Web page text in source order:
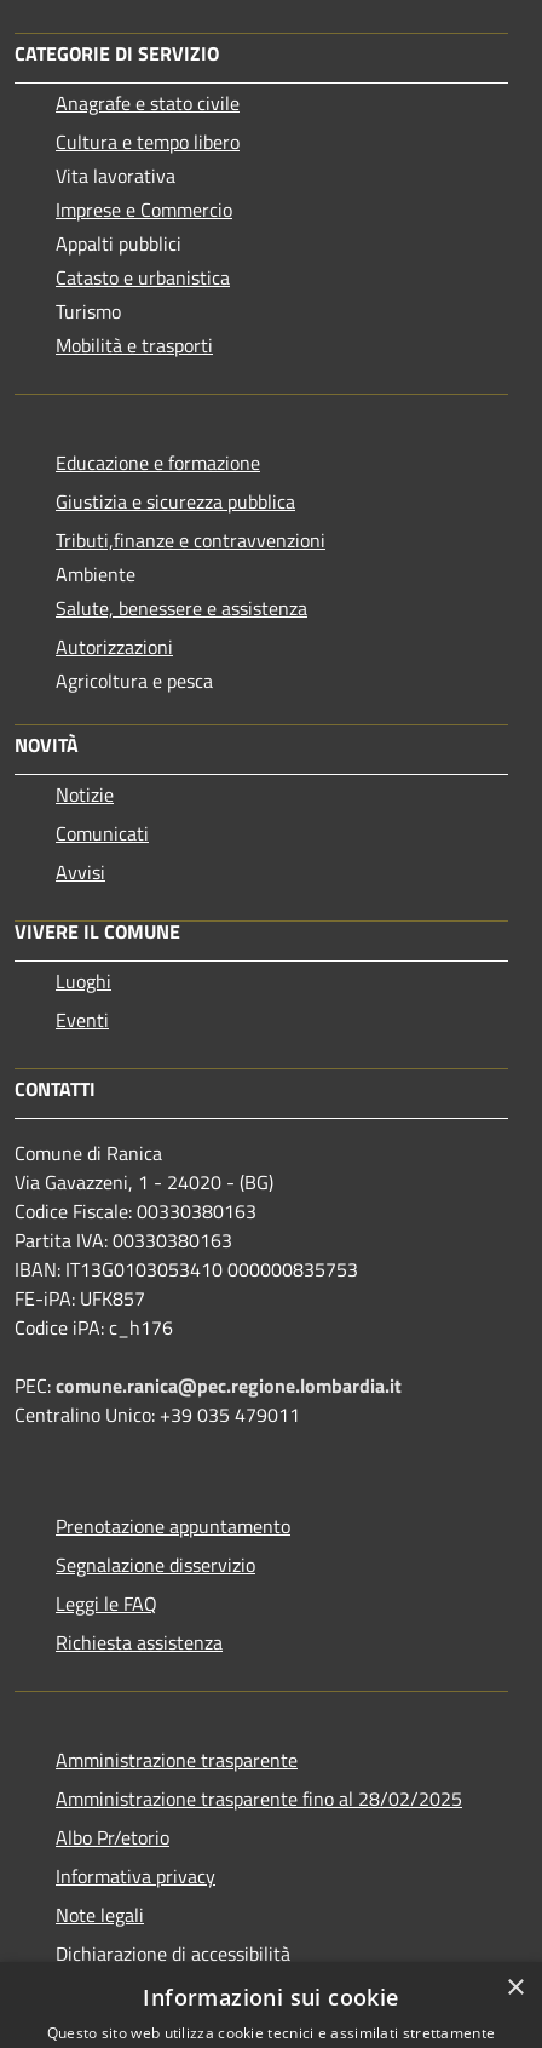
CATEGORIE DI SERVIZIO
Anagrafe e stato civile
Cultura e tempo libero
Vita lavorativa
Imprese e Commercio
Appalti pubblici
Catasto e urbanistica
Turismo
Mobilità e trasporti
Educazione e formazione
Giustizia e sicurezza pubblica
Tributi,finanze e contravvenzioni
Ambiente
Salute, benessere e assistenza
Autorizzazioni
Agricoltura e pesca
NOVITÀ
Notizie
Comunicati
Avvisi
VIVERE IL COMUNE
Luoghi
Eventi
CONTATTI
Comune di Ranica
Via Gavazzeni, 1 - 24020 - (BG)
Codice Fiscale: 00330380163
Partita IVA: 00330380163
IBAN: IT13G0103053410 000000835753
FE-iPA: UFK857
Codice iPA: c_h176
PEC:comune.ranica@pec.regione.lombardia.it
Centralino Unico: +39 035 479011
Prenotazione appuntamento
Segnalazione disservizio
Leggi le FAQ
Richiesta assistenza
Amministrazione trasparente
Amministrazione trasparente fino al 28/02/2025
Albo Pr/etorio
Informativa privacy
Note legali
Dichiarazione di accessibilità
Obiettivi di accessibilità
×
Informazioni sui cookie
Questo sito web utilizza cookie tecnici e assimilati strettamente